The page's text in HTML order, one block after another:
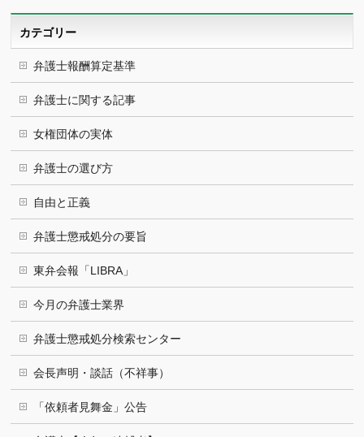
カテゴリー
弁護士報酬算定基準
弁護士に関する記事
女権団体の実体
弁護士の選び方
自由と正義
弁護士懲戒処分の要旨
東弁会報「LIBRA」
今月の弁護士業界
弁護士懲戒処分検索センター
会長声明・談話（不祥事）
「依頼者見舞金」公告